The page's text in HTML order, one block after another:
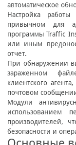
автоматическое
Настройка
привычном для
программы Traffic
или иным
отчет.
При обнаружении
зараженном
клиентского
почтовом
Модули
использованием
производителей,
безопасности и